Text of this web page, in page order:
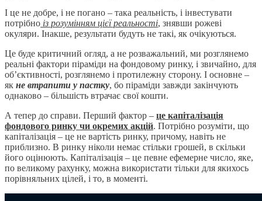
І це не добре, і не погано – така реальність, і інвестувати
потрібно із розумінням цієї реальності, знявши рожеві
окуляри. Інакше, результати будуть не такі, як очікуються.
Це буде критичний огляд, а не розважальний, ми розглянемо
реальні фактори піраміди на фондовому ринку, і звичайно, для
об’єктивності, розглянемо і протилежну сторону. І основне –
як не втрапити у пастку, бо піраміди завжди закінчують
однаково – більшість втрачає свої кошти.
А тепер до справи. Перший фактор – це капіталізація
фондового ринку чи окремих акцій. Потрібно розуміти, що
капіталізація – це не вартість ринку, причому, навіть не
приблизно. В ринку ніколи немає стільки грошей, в скільки
його оцінюють. Капіталізація – це певне ефемерне число, яке,
по великому рахунку, можна використати тільки для якихось
порівняльних цілей, і то, в моменті.